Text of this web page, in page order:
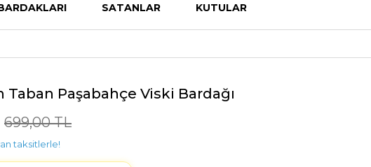
SATANLAR
KUTULAR
Taban Paşabahçe Viski Bardağı
699,00 TL
taksitlerle!